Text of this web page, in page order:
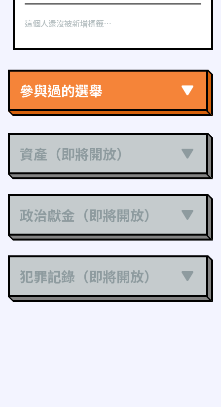
這個人還沒被新增標籤⋯
參與過的選舉
資產（即將開放）
政治獻金（即將開放）
犯罪記錄（即將開放）